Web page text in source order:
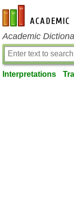
en-academic.com
Academic
Interpretations